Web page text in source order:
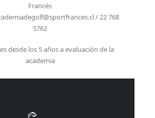
Francés
/ 22 768
5762
desde los 5 años a evaluación de la
academia